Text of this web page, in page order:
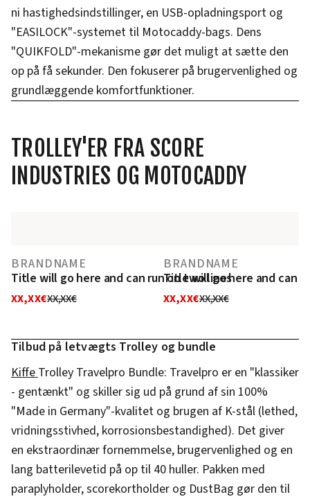
ni hastighedsindstillinger, en USB-opladningsport og
"EASILOCK"-systemet til Motocaddy-bags. Dens
"QUIKFOLD"-mekanisme gør det muligt at sætte den
op på få sekunder. Den fokuserer på brugervenlighed og
grundlæggende komfortfunktioner.
TROLLEY'ER FRA SCORE
INDUSTRIES OG MOTOCADDY
BRANDNAME
Title will go here and can run on two lines
XX,XX€XX,XX€
BRANDNAME
Title will go here and can
XX,XX€XX,XX€
Tilbud på letvægts Trolley og bundle
KiffeTrolley Travelpro Bundle: Travelpro er en "klassiker
- gentænkt" og skiller sig ud på grund af sin 100%
"Made in Germany"-kvalitet og brugen af K-stål (lethed,
vridningsstivhed, korrosionsbestandighed). Det giver
en ekstraordinær fornemmelse, brugervenlighed og en
lang batterilevetid på op til 40 huller. Pakken med
paraplyholder, scorekortholder og DustBag gør den til